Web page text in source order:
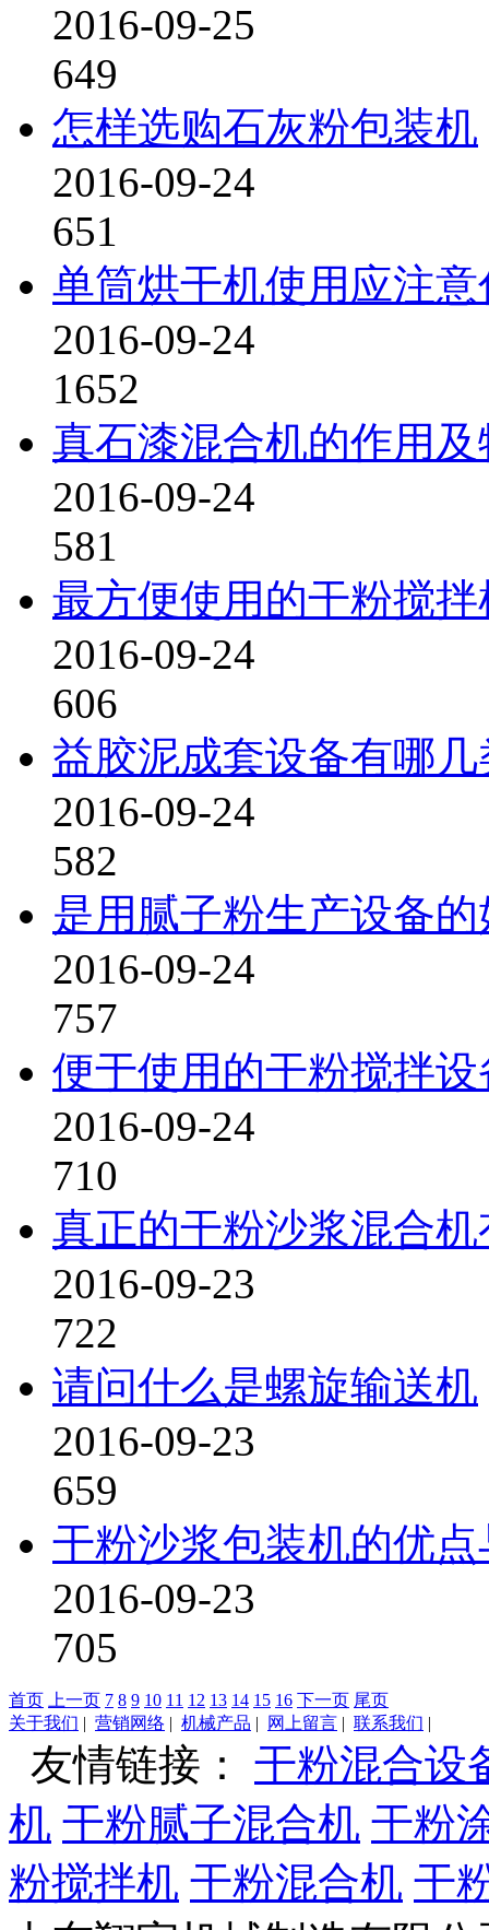
2016-09-25
649
怎样选购石灰粉包装机
2016-09-24
651
单筒烘干机使用应注意
2016-09-24
1652
真石漆混合机的作用及
2016-09-24
581
最方便使用的干粉搅拌
2016-09-24
606
益胶泥成套设备有哪几
2016-09-24
582
是用腻子粉生产设备的
2016-09-24
757
便于使用的干粉搅拌设
2016-09-24
710
真正的干粉沙浆混合
2016-09-23
722
请问什么是螺旋输送机
2016-09-23
659
干粉沙浆包装机的优
2016-09-23
705
首页 上一页 7 8 9 10 11 12 13 14 15 16 下一页 尾页
关于我们 | 营销网络 | 机械产品 | 网上留言 | 联系我们 |
友情链接： 干粉混合设
机 干粉腻子混合机 干粉
粉搅拌机 干粉混合机 干